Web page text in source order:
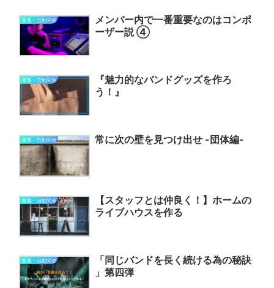
集客・活動関連
メンバー内で一番重要なのはコンポ
ーザー説 ④
集客・活動関連
『魅力的なバンドグッズを作ろ
う！』
集客・活動関連 常に次の壁を見つけ出せ -団体編-
集客・活動関連
【スタッフとは仲良く！】ホームの
ライブハウスを作る
集客・活動関連
「同じバンドを長く続ける為の秘訣
」第四弾